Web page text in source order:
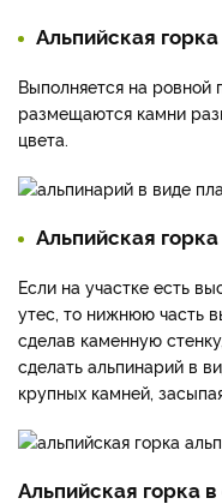
Альпийская
Выполняется на ровной
размещаются камни
цвета.
Альпийская
Если на участке есть
утес, то нижнюю часть
сделав каменную
сделать альпинарий в
крупных камней,
Альпийская горка